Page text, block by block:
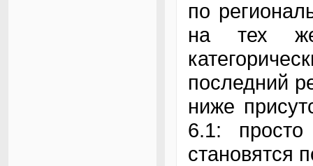
по
на тех же
последний
ниже
6.1:
становятся